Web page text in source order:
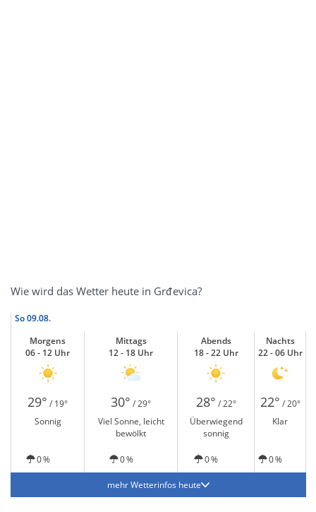
Wie wird das Wetter heute in Grđevica?
So09.08.
Morgens
06 - 12 Uhr
Mittags
12 - 18 Uhr
Abends
18 - 22 Uhr
Nachts
22 - 06 Uhr
29° / 19° 30° / 29° 28° / 22° 22° / 20°
Sonnig
Viel Sonne, leicht
bewölkt
Überwiegend
sonnig
Klar
0 % 0 % 0 % 0 %
mehr Wetterinfos heute